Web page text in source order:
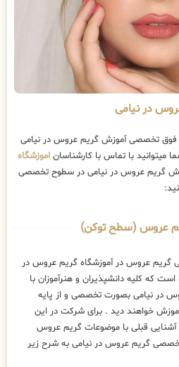
در نیامی
تخصصی آموزش گریم عروس در نیامی
میتوانید با تماس با کارشناسان اموزشگاه
گریم عروس در نیامی در سطوح تخصصی
گریم عروس (سطح توکن)
گریم عروس در آموزشگاه گریم عروس در
که کلیه دانشپذیران و هنرآموزان با
در نیامی بصورت تخصصی و از پایه
خواهند دید . برای شرکت در این
آشنایی قبلی با موضوعات گریم عروس
گریم عروس در نیامی به شرح زیر